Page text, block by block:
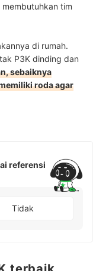
tim
di rumah.
P3K dinding dan
sebaiknya
roda agar
referensi
Tidak